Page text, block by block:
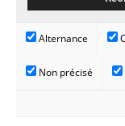
Alternance
Non précisé